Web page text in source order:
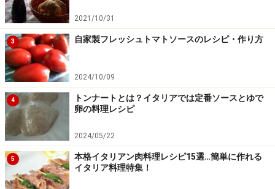
2021/10/31
3 自家製フレッシュトマトソースのレシピ・作り方
2024/10/09
4
トンナートとは？イタリアでは定番ソースとゆで
卵の料理レシピ
2024/05/22
5
本格イタリアン肉料理レシピ15選…簡単に作れる
イタリア料理特集！